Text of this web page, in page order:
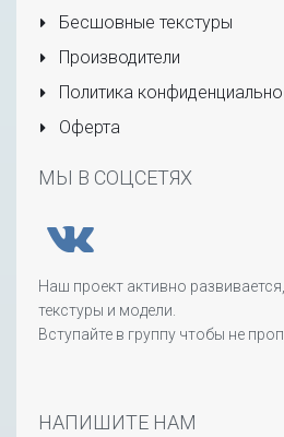
Бесшовные текстуры
Производители
Политика
Оферта
МЫ В СОЦСЕТЯХ
Наш проект активно
текстуры и модели.
Вступайте в группу чтобы не
НАПИШИТЕ НАМ